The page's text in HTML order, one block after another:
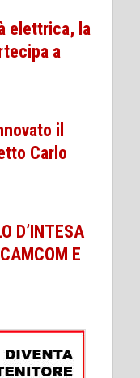
elettrica, la
a
il
Carlo
D’INTESA
E